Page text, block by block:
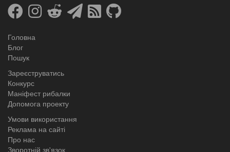
Головна
Блог
Пошук
Зареєструватись
Конкурс
Маніфест рибалки
Допомога проекту
Умови використання
Реклама на сайті
Про нас
Зворотній зв'язок